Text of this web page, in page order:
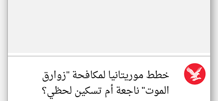
خطط موريتانيا لمكافحة "زوارق
الموت" ناجعة أم تسكين لحظي؟